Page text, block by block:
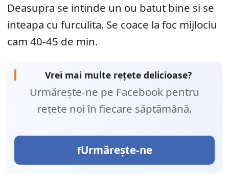
Deasupra se intinde un ou batut bine si se
inteapa cu furculita. Se coace la foc mijlociu
cam 40-45 de min.
Vrei mai multe rețete delicioase?
Urmărește-ne pe Facebook pentru
rețete noi în fiecare săptămână.
Urmărește-ne